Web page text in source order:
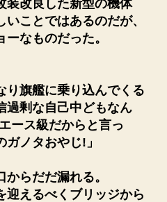
装改良した新型の機体
ことではあるのだが、
なものだった。
り旗艦に乗り込んでくる
過剰な自己中どもなん
ース級だからと言っ
ノタおやじ!」
らだだ漏れる。
えるべくブリッジから